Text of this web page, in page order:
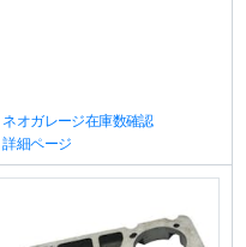
ネオガレージ在庫数確認
詳細ページ